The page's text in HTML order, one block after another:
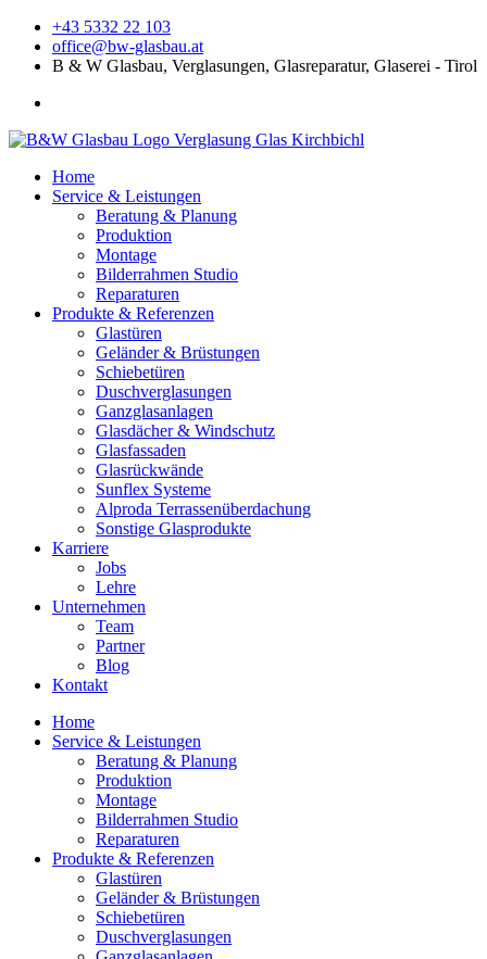
+43 5332 22 103
office@bw-glasbau.at
B & W Glasbau, Verglasungen, Glasreparatur, Glaserei - Tirol
Home
Service & Leistungen
Beratung & Planung
Produktion
Montage
Bilderrahmen Studio
Reparaturen
Produkte & Referenzen
Glastüren
Geländer & Brüstungen
Schiebetüren
Duschverglasungen
Ganzglasanlagen
Glasdächer & Windschutz
Glasfassaden
Glasrückwände
Sunflex Systeme
Alproda Terrassenüberdachung
Sonstige Glasprodukte
Karriere
Jobs
Lehre
Unternehmen
Team
Partner
Blog
Kontakt
Home
Service & Leistungen
Beratung & Planung
Produktion
Montage
Bilderrahmen Studio
Reparaturen
Produkte & Referenzen
Glastüren
Geländer & Brüstungen
Schiebetüren
Duschverglasungen